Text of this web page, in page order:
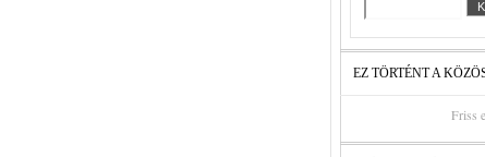
EZ TÖRTÉNT A
Friss